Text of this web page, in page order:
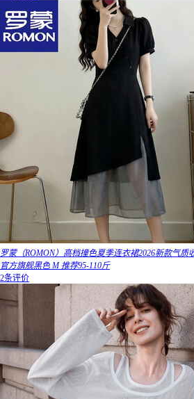
罗蒙（ROMON）高档撞色夏季连衣裙2026新款气
官方旗舰黑色 M 推荐95-110斤
2条评价